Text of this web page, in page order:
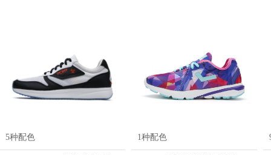
5种配色 1种配色